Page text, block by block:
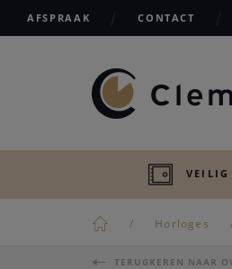
AFSPRAAK CONTACT
VEILIG
Horloges
TERUGKEREN NAAR